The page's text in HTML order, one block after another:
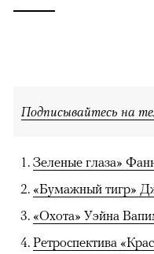
Подписывайтесь на
Зеленые глаза»
«Бумажный тигр»
«Охота» Уэйна
Ретроспектива